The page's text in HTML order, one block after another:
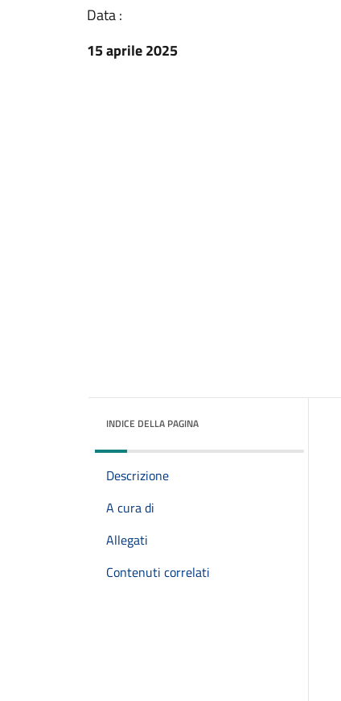
Data :
15 aprile 2025
INDICE DELLA PAGINA
Descrizione
A cura di
Allegati
Contenuti correlati